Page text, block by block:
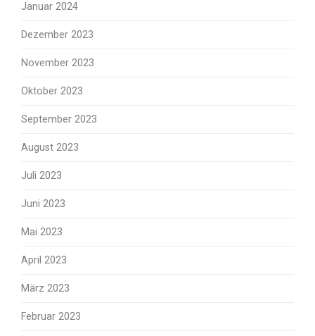
Januar 2024
Dezember 2023
November 2023
Oktober 2023
September 2023
August 2023
Juli 2023
Juni 2023
Mai 2023
April 2023
März 2023
Februar 2023